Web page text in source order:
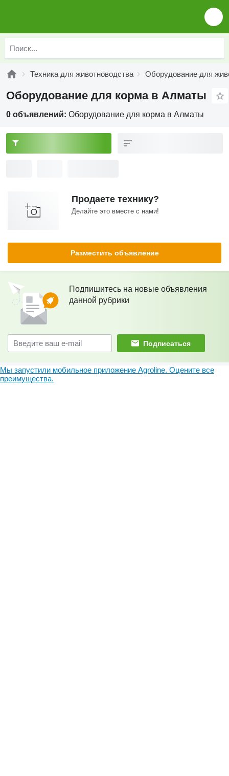
Техника для животноводства Оборудование для
Оборудование для корма в Алматы
0 объявлений: Оборудование для корма в Алматы
Продаете технику?
Делайте это вместе с нами!
Разместить объявление
Подпишитесь на новые объявления
данной рубрики
Подписаться
Мы запустили мобильное приложение Agroline. Оцените все
преимущества.